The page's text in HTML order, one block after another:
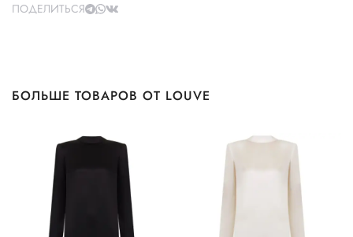
ПОДЕЛИТЬСЯ
БОЛЬШЕ ТОВАРОВ ОТ LOUVE